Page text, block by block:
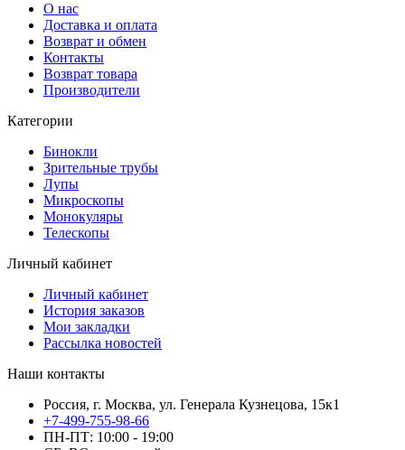
О нас
Доставка и оплата
Возврат и обмен
Контакты
Возврат товара
Производители
Категории
Бинокли
Зрительные трубы
Лупы
Микроскопы
Монокуляры
Телескопы
Личный кабинет
Личный кабинет
История заказов
Мои закладки
Рассылка новостей
Наши контакты
Россия, г. Москва, ул. Генерала Кузнецова, 15к1
+7-499-755-98-66
ПН-ПТ: 10:00 - 19:00